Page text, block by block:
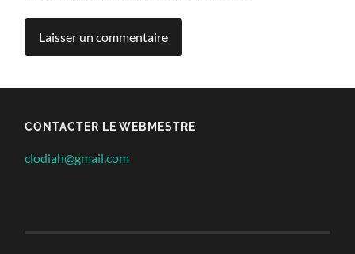
CONTACTER LE WEBMESTRE
clodiah@gmail.com